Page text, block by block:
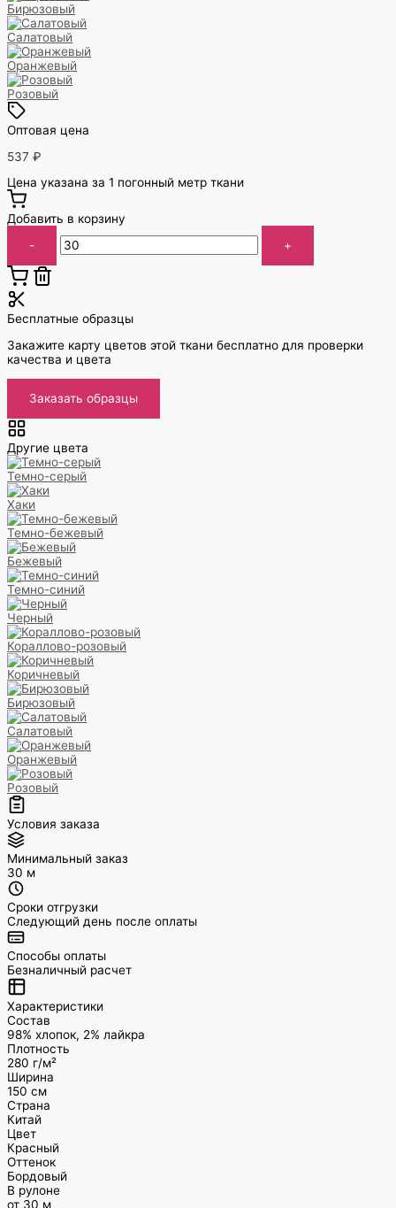
Бирюзовый
Салатовый
Оранжевый
Розовый
Оптовая цена
537 ₽
Цена указана за 1 погонный метр ткани
Добавить в корзину
-
+
Бесплатные образцы
Закажите карту цветов этой ткани бесплатно для проверки
качества и цвета
Заказать образцы
Другие цвета
Темно-серый
Хаки
Темно-бежевый
Бежевый
Темно-синий
Черный
Кораллово-розовый
Коричневый
Бирюзовый
Салатовый
Оранжевый
Розовый
Условия заказа
Минимальный заказ
30 м
Сроки отгрузки
Следующий день после оплаты
Способы оплаты
Безналичный расчет
Характеристики
Состав
98% хлопок, 2% лайкра
Плотность
280 г/м²
Ширина
150 см
Страна
Китай
Цвет
Красный
Оттенок
Бордовый
В рулоне
от 30 м